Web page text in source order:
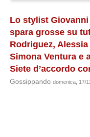
Lo stylist
spara grosse su
Rodriguez,
Simona Ventura e
Siete d’accordo
Gossippando domenica, 17/